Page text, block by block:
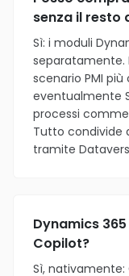
senza il resto
Sì: i moduli
separatamente.
scenario PMI
eventualmente
processi
Tutto condivide
tramite
Dynamics
Copilot?
Sì,